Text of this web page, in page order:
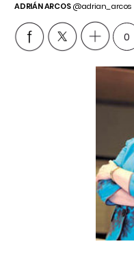
ADRIÁN ARCOS@adrian_arcos
0